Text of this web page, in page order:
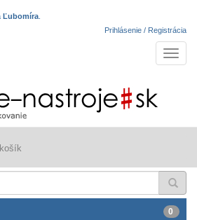
Ľubomíra
Prihlásenie / Registrácia
0